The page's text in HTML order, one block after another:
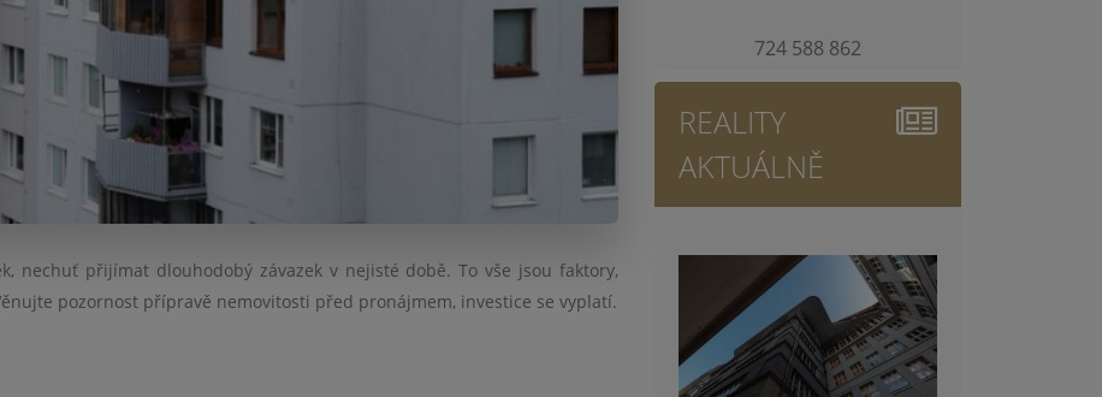
nechuť přijímat dlouhodobý závazek v nejisté době. To vše jsou faktory,
pozornost přípravě nemovitosti před pronájmem, investice se vyplatí.
724 588 862
REALITY
AKTUÁLNĚ